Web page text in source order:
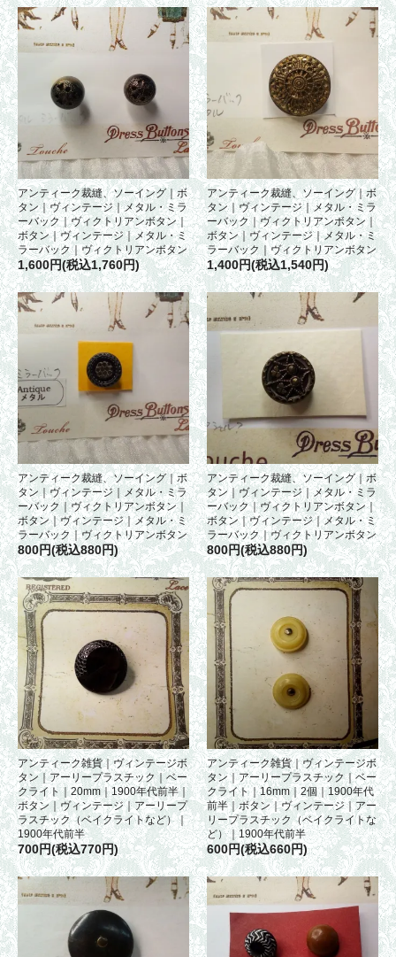
アンティーク裁縫、ソーイング｜ボ
タン｜ヴィンテージ｜メタル・ミラ
ーバック｜ヴィクトリアンボタン｜
ボタン｜ヴィンテージ｜メタル・ミ
ラーバック｜ヴィクトリアンボタン
1,600円(税込1,760円)
アンティーク裁縫、ソーイング｜ボ
タン｜ヴィンテージ｜メタル・ミラ
ーバック｜ヴィクトリアンボタン｜
ボタン｜ヴィンテージ｜メタル・ミ
ラーバック｜ヴィクトリアンボタン
1,400円(税込1,540円)
アンティーク裁縫、ソーイング｜ボ
タン｜ヴィンテージ｜メタル・ミラ
ーバック｜ヴィクトリアンボタン｜
ボタン｜ヴィンテージ｜メタル・ミ
ラーバック｜ヴィクトリアンボタン
800円(税込880円)
アンティーク裁縫、ソーイング｜ボ
タン｜ヴィンテージ｜メタル・ミラ
ーバック｜ヴィクトリアンボタン｜
ボタン｜ヴィンテージ｜メタル・ミ
ラーバック｜ヴィクトリアンボタン
800円(税込880円)
アンティーク雑貨｜ヴィンテージボ
タン｜アーリープラスチック｜ベー
クライト｜20mm｜1900年代前半｜
ボタン｜ヴィンテージ｜アーリープ
ラスチック（ベイクライトなど）｜
1900年代前半
700円(税込770円)
アンティーク雑貨｜ヴィンテージボ
タン｜アーリープラスチック｜ベー
クライト｜16mm｜2個｜1900年代
前半｜ボタン｜ヴィンテージ｜アー
リープラスチック（ベイクライトな
ど）｜1900年代前半
600円(税込660円)